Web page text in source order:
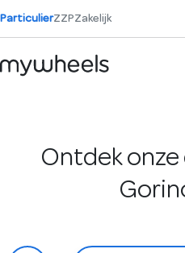
ParticulierZZPZakelijk
Ontdek